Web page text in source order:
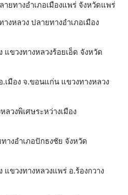
ายทางอำเภอเมืองแพร่ จังหวัดแพร่
งหลวง ปลายทางอำเภอเมือง
แขวงทางหลวงร้อยเอ็ด จังหวัด
.เมือง จ.ขอนแก่น แขวงทางหลวง
ลวงพิเศษระหว่างเมือง
างอำเภอปักธงชัย จังหวัด
แขวงทางหลวงแพร่ อ.ร้องกวาง